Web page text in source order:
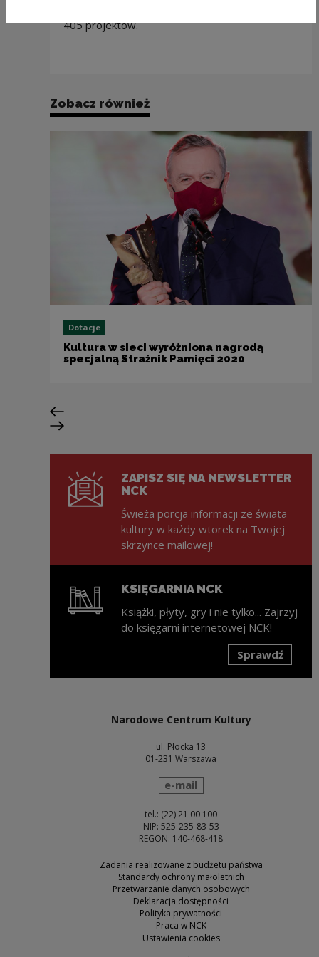
405 projektów.
Zobacz również
Dotacje
Kultura w sieci wyróżniona nagrodą
specjalną Strażnik Pamięci 2020
Poprzedni slajd
Następny slajd
ZAPISZ SIĘ NA NEWSLETTER
NCK
Świeża porcja informacji ze świata
kultury w każdy wtorek na Twojej
skrzynce mailowej!
KSIĘGARNIA NCK
Książki, płyty, gry i nie tylko... Zajrzyj
do księgarni internetowej NCK!
Sprawdź
Narodowe Centrum Kultury
ul. Płocka 13
01-231 Warszawa
wyślij wiadomość
e-mail
tel.: (22) 21 00 100
NIP: 525-235-83-53
REGON: 140-468-418
Zadania realizowane z budżetu państwa
Standardy ochrony małoletnich
Przetwarzanie danych osobowych
Deklaracja dostępności
Polityka prywatności
Praca w NCK
Ustawienia cookies